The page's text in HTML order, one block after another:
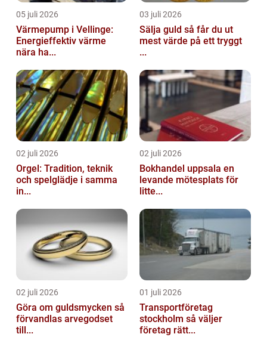
05 juli 2026
Värmepump i Vellinge:
Energieffektiv värme
nära ha...
03 juli 2026
Sälja guld så får du ut
mest värde på ett tryggt
...
02 juli 2026
Orgel: Tradition, teknik
och spelglädje i samma
in...
02 juli 2026
Bokhandel uppsala en
levande mötesplats för
litte...
02 juli 2026
Göra om guldsmycken så
förvandlas arvegodset
till...
01 juli 2026
Transportföretag
stockholm så väljer
företag rätt...